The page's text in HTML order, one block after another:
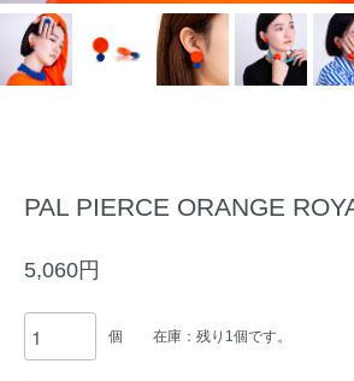
PAL PIERCE ORANGE
5,060円
個 在庫：残り1個です。